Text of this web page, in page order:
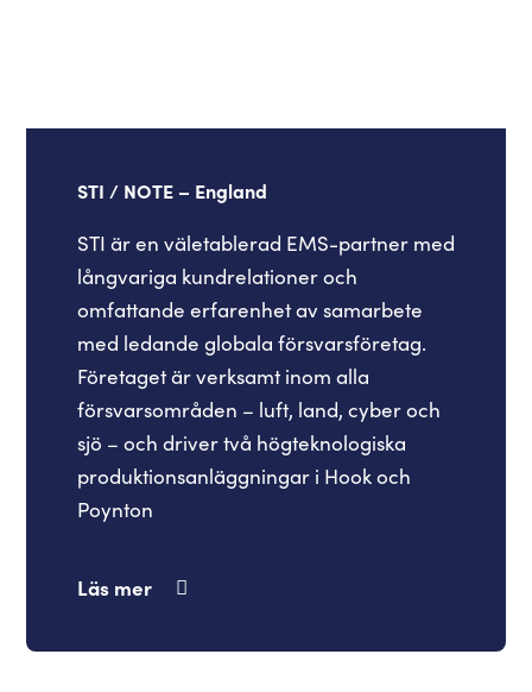
STI / NOTE – England
STI är en väletablerad EMS-partner med
långvariga kundrelationer och
omfattande erfarenhet av samarbete
med ledande globala försvarsföretag.
Företaget är verksamt inom alla
försvarsområden – luft, land, cyber och
sjö – och driver två högteknologiska
produktionsanläggningar i Hook och
Poynton
Läs mer